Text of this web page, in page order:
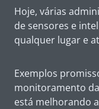
Hoje, várias
de sensores e
qualquer lugar e
Exemplos
monitoramento
está melhorando